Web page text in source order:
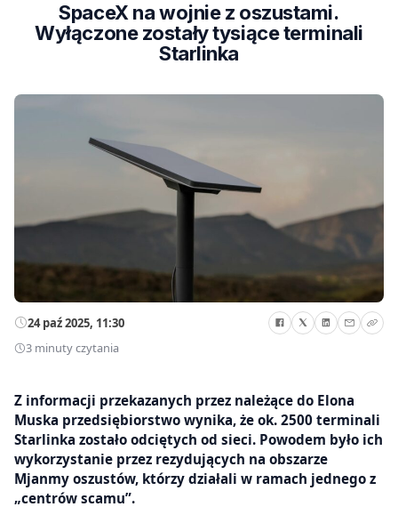
SpaceX na wojnie z oszustami.
Wyłączone zostały tysiące terminali
Starlinka
24 paź 2025, 11:30
3 minuty czytania
Z informacji przekazanych przez należące do Elona
Muska przedsiębiorstwo wynika, że ok. 2500 terminali
Starlinka zostało odciętych od sieci. Powodem było ich
wykorzystanie przez rezydujących na obszarze
Mjanmy oszustów, którzy działali w ramach jednego z
„centrów scamu”.